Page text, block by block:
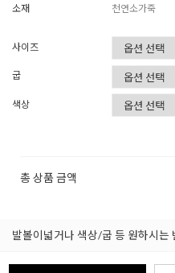
소재
천연소가죽
사이즈
굽
색상
총 상품 금액
발볼이넓거나 색상/굽 등 원하시는